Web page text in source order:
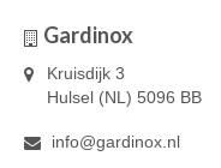
Gardinox
Kruisdijk 3
Hulsel (NL) 5096 BB
info@gardinox.nl